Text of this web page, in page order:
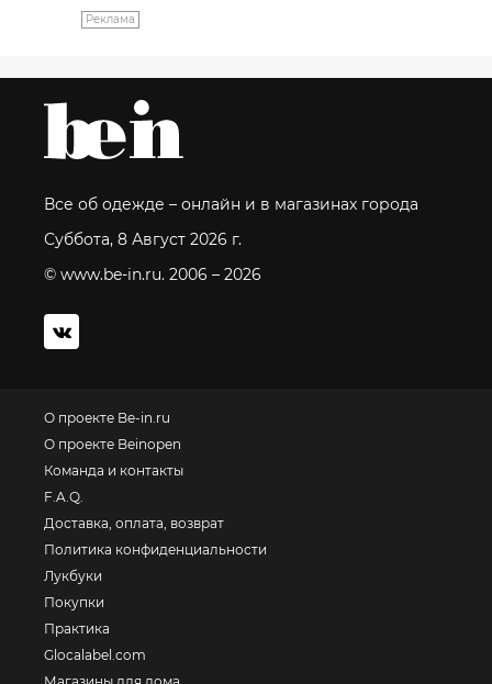
Реклама
Все об одежде – онлайн и в магазинах города
Суббота, 8 Август 2026 г.
© www.be-in.ru. 2006 – 2026
О проекте Be-in.ru
О проекте Beinopen
Команда и контакты
F.A.Q.
Доставка, оплата, возврат
Политика конфиденциальности
Лукбуки
Покупки
Практика
Glocalabel.com